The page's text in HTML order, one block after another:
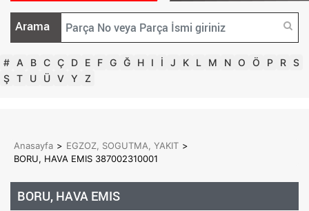
Arama
# A B C Ç D E F G Ğ H I İ J K L M N O Ö P R S
Ş T U Ü V Y Z
Anasayfa > EGZOZ, SOGUTMA, YAKIT >
BORU, HAVA EMIS 387002310001
BORU, HAVA EMIS